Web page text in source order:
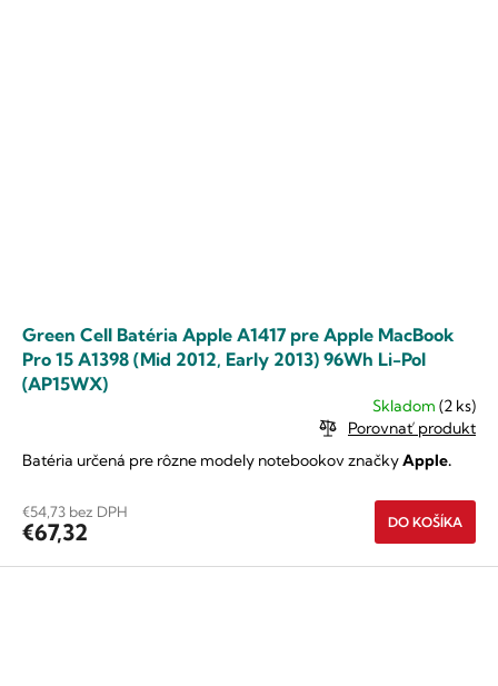
Green Cell Batéria Apple A1417 pre Apple MacBook
Pro 15 A1398 (Mid 2012, Early 2013) 96Wh Li-Pol
(AP15WX)
Skladom (2 ks)
Porovnať produkt
€54,73 bez DPH
€67,32 DO KOŠÍKA
Batéria určená pre rôzne modely notebookov značkyApple.